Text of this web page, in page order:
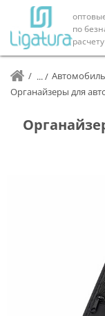
по
расчету
Органайзеры для